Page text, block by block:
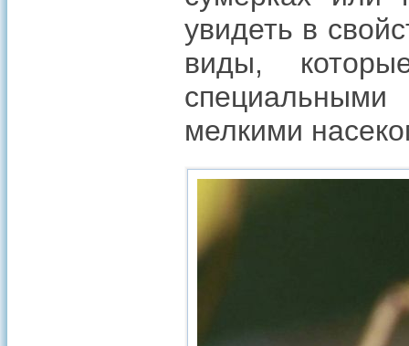
увидеть в
виды,
мелкими